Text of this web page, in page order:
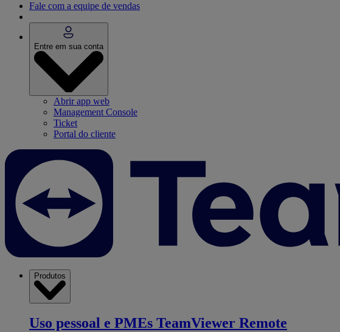
Fale com a equipe de vendas
Entre em sua conta
Abrir app web
Management Console
Ticket
Portal do cliente
Produtos
Uso pessoal e PMEs TeamViewer Remote